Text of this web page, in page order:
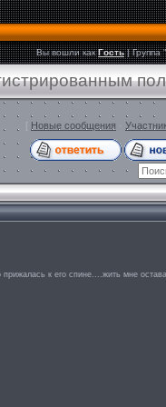
Вы вошли как Гость|Группа"
[ Новые сообщения
к его спине....жить мне